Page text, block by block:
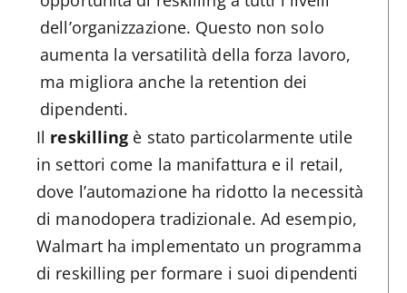
dell’organizzazione. Questo non solo
aumenta la versatilità della forza lavoro,
ma migliora anche la retention dei
dipendenti.
Il reskilling è stato particolarmente utile
in settori come la manifattura e il retail,
dove l’automazione ha ridotto la necessità
di manodopera tradizionale. Ad esempio,
Walmart ha implementato un programma
di reskilling per formare i suoi dipendenti